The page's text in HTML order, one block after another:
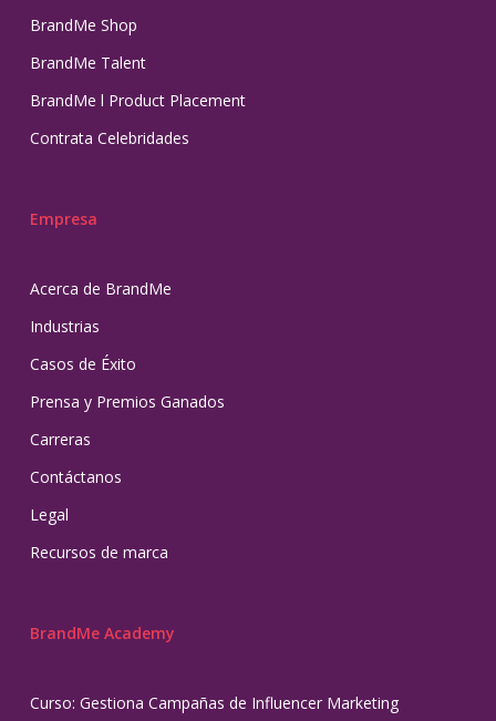
BrandMe Shop
BrandMe Talent
BrandMe l Product Placement
Contrata Celebridades
Empresa
Acerca de BrandMe
Industrias
Casos de Éxito
Prensa y Premios Ganados
Carreras
Contáctanos
Legal
Recursos de marca
BrandMe Academy
Curso: Gestiona Campañas de Influencer Marketing